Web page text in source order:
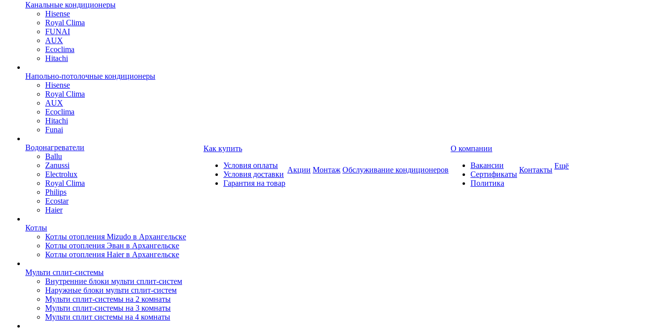
Канальные кондиционеры
Hisense
Royal Clima
FUNAI
AUX
Ecoclima
Hitachi
Напольно-потолочные кондиционеры
Hisense
Royal Clima
AUX
Ecoclima
Hitachi
Funai
Водонагреватели
Ballu
Zanussi
Electrolux
Royal Clima
Philips
Ecostar
Haier
Котлы
Котлы отопления Mizudo в Архангельске
Котлы отопления Эван в Архангельске
Котлы отопления Haier в Архангельске
Мульти сплит-системы
Внутренние блоки мульти сплит-систем
Наружные блоки мульти сплит-систем
Мульти сплит-системы на 2 комнаты
Мульти сплит-системы на 3 комнаты
Мульти сплит системы на 4 комнаты
Как купить
Условия оплаты
Условия доставки
Гарантия на товар
Акции Монтаж Обслуживание кондиционеров
О компании
Вакансии
Сертификаты
Политика
Контакты Ещё